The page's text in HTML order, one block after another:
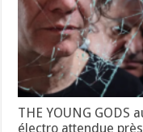
THE YOUNG GODS
électro attendue